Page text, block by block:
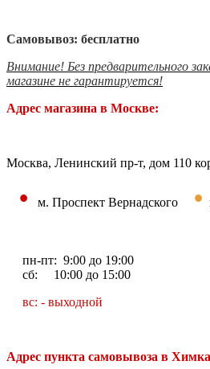
Самовывоз: бесплатно
Внимание! Без предварительного
магазине не гарантируется!
Адрес магазина в Москве:
Москва, Ленинский пр-т, дом 110
• м. Проспект Вернадского •
пн-пт: 9:00 до 19:00
сб: 10:00 до 15:00
вс: - выходной
Адрес пункта самовывоза в